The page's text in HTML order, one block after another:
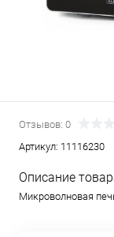
Отзывов: 0
Артикул: 11116230
Описание
Микроволновая